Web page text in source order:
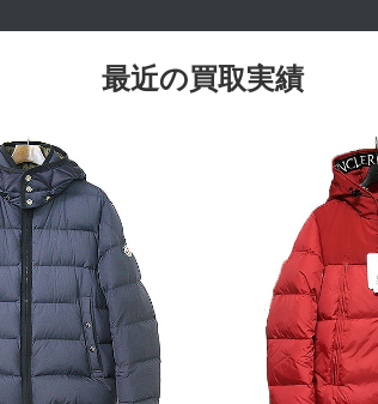
最近の買取実績